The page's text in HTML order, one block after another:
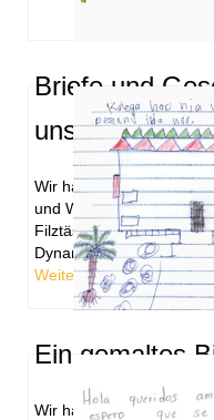
Briefe und
unsere
Wir haben Monica und
und
Filztäschchen zum
Dynamo-Lampe für
Weiterlesen
Ein gemaltes
Wir haben ein gemaltes